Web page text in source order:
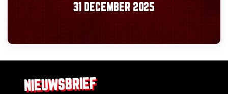
31 DECEMBER 2025
NIEUWSBRIEF